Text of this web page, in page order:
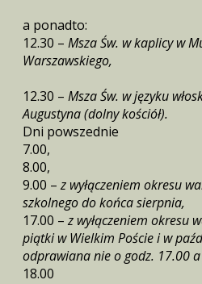
a ponadto:
12.30 – Msza Św. w kaplicy w
Warszawskiego,
12.30 – Msza Św. w języku
Augustyna (dolny kościół).
Dni powszednie
7.00,
8.00,
9.00 –z wyłączeniem okresu
szkolnego do końca sierpnia,
17.00 –z wyłączeniem okresu
piątki w Wielkim Poście i w
odprawiana nie o godz. 17.00
18.00